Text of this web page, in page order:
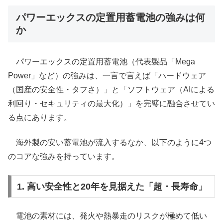
パワーエックスの定置用蓄電池の強みは何
か
パワーエックスの定置用蓄電池（代表製品「Mega
Power」など）の強みは、一言で言えば「ハードウェア
（国産の安全性・タフさ）」と「ソフトウェア（AIによる
利回り・セキュリティの最大化）」を完璧に融合させてい
る点にあります。
海外製の安い蓄電池が流入するなか、以下のように4つ
のコアな強みを持っています。
1. 高い安全性と20年を見据えた「超・長寿命」
電池の素材には、発火や熱暴走のリスクが極めて低い